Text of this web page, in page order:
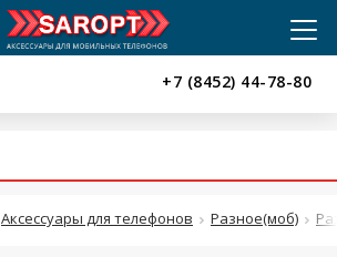
+7 (8452) 44-78-80
Аксессуары для телефонов Разное(моб)